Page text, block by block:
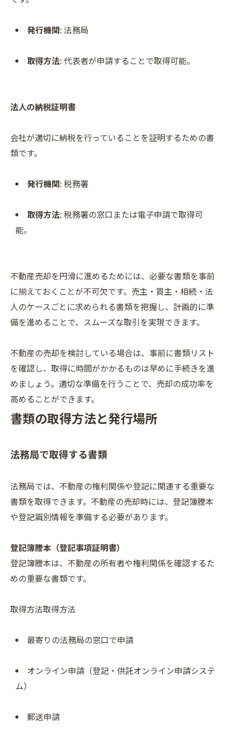
発行機関: 法務局
取得方法: 代表者が申請することで取得可能。
法人の納税証明書
会社が適切に納税を行っていることを証明するための書
類です。
発行機関: 税務署
取得方法: 税務署の窓口または電子申請で取得可
能。
不動産売却を円滑に進めるためには、必要な書類を事前
に揃えておくことが不可欠です。売主・買主・相続・法
人のケースごとに求められる書類を把握し、計画的に準
備を進めることで、スムーズな取引を実現できます。
不動産の売却を検討している場合は、事前に書類リスト
を確認し、取得に時間がかかるものは早めに手続きを進
めましょう。適切な準備を行うことで、売却の成功率を
高めることができます。
書類の取得方法と発行場所
法務局で取得する書類
法務局では、不動産の権利関係や登記に関連する重要な
書類を取得できます。不動産の売却時には、登記簿謄本
や登記識別情報を準備する必要があります。
登記簿謄本（登記事項証明書）
登記簿謄本は、不動産の所有者や権利関係を確認するた
めの重要な書類です。
取得方法取得方法
最寄りの法務局の窓口で申請
オンライン申請（登記・供託オンライン申請システ
ム）
郵送申請